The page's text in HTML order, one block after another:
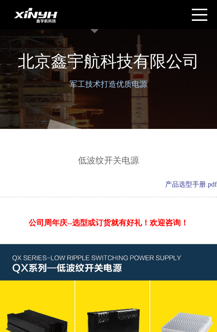
北京鑫宇航科技有限公司
军工技术打造优质电源
低波纹开关电源
产品选型手册.pdf
公司周年庆--选型或订货就有好礼！欢迎咨询！